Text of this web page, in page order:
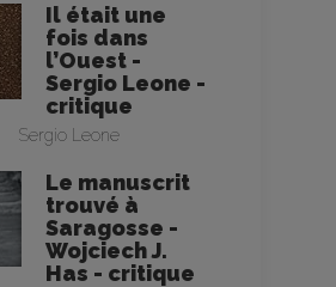
Il était une
fois dans
l’Ouest -
Sergio Leone -
critique
Sergio Leone
Le manuscrit
trouvé à
Saragosse -
Wojciech J.
Has - critique